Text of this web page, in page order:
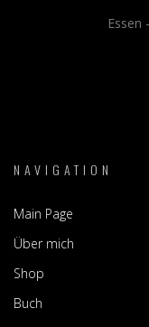
Essen
NAVIGATION
Main Page
Über mich
Shop
Buch